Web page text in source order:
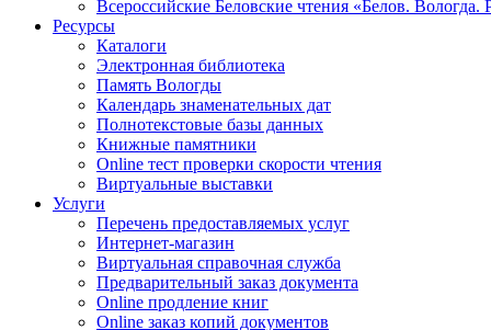
Всероссийские Беловские чтения «Белов. Вологда.
Ресурсы
Каталоги
Электронная библиотека
Память Вологды
Календарь знаменательных дат
Полнотекстовые базы данных
Книжные памятники
Online тест проверки скорости чтения
Виртуальные выставки
Услуги
Перечень предоставляемых услуг
Интернет-магазин
Виртуальная справочная служба
Предварительный заказ документа
Online продление книг
Online заказ копий документов